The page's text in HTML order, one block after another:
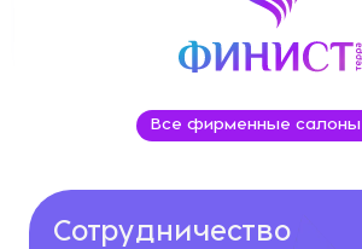
Все фирменные салоны
Сотрудничество